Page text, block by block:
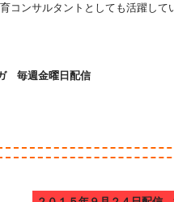
コンサルタントとしても活躍して
毎週金曜日配信